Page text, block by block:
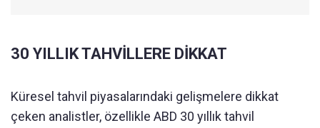
30 YILLIK TAHVİLLERE DİKKAT
Küresel tahvil piyasalarındaki gelişmelere dikkat
çeken analistler, özellikle ABD 30 yıllık tahvil